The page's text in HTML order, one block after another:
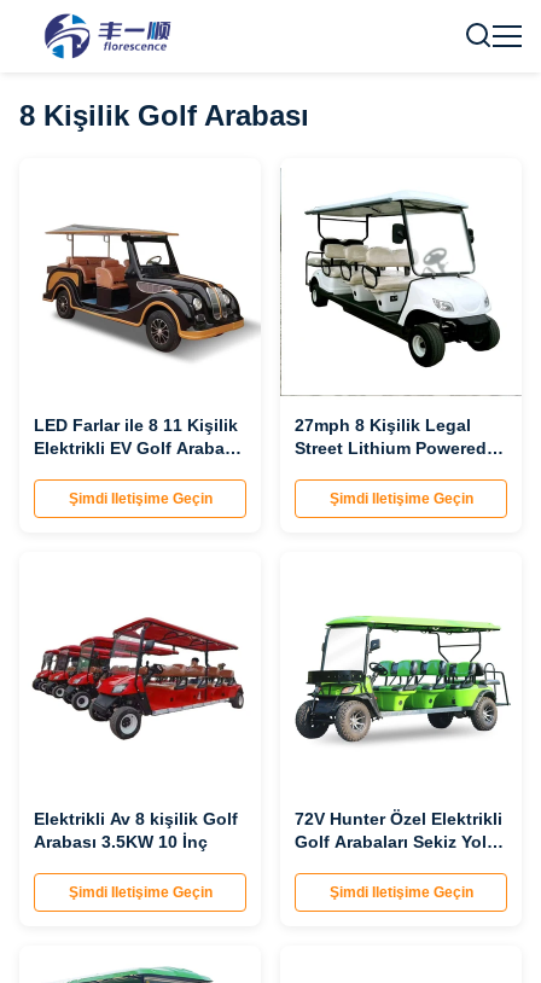
8 Kişilik Golf Arabası
LED Farlar ile 8 11 Kişilik
Elektrikli EV Golf Arabası
Performanslı Lityum Pil
Şimdi Iletişime Geçin
27mph 8 Kişilik Legal
Street Lithium Powered
ÖzelŞimdi Iletişime Geçin
Elektrikli Av 8 kişilik Golf
Arabası 3.5KW 10 İnç
Şimdi Iletişime Geçin
72V Hunter Özel Elektrikli
Golf Arabaları Sekiz Yolcu
Şimdi Iletişime Geçin